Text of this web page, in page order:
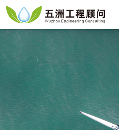
关于我们
我们的业务
面向未来
党建引领